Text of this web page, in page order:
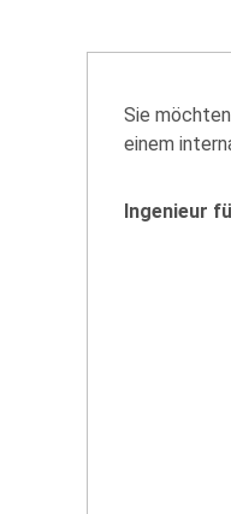
Sie
einem
Ingenieur